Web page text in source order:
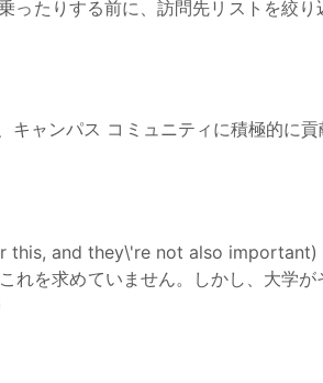
たりする前に、訪問先リストを絞
ャンパス コミュニティに積極的に
this, and they\'re not also important)
を求めていません。しかし、大学